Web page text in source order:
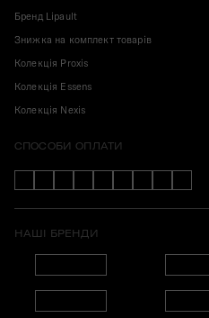
Бренд Lipault
Знижка на комплект товарів
Колекція Proxis
Колекція Essens
Колекція Nexis
СПОСОБИ ОПЛАТИ
НАШІ БРЕНДИ